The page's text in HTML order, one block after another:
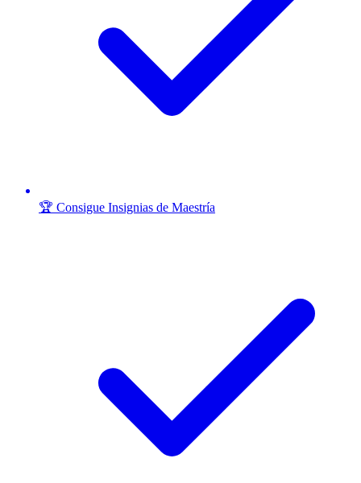
🏆 Consigue Insignias de Maestría